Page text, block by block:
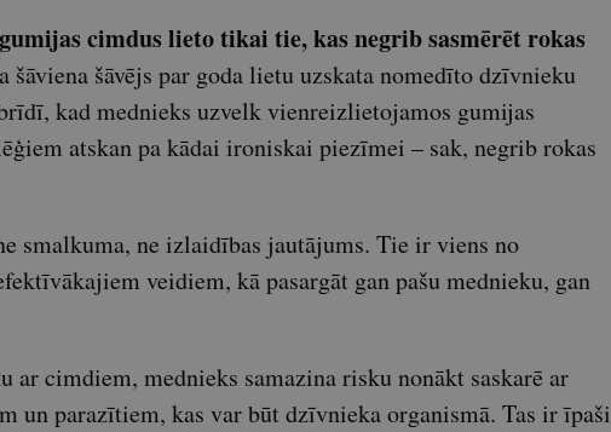
cimdus lieto tikai tie, kas negrib sasmērēt rokas
šāviena šāvējs par goda lietu uzskata nomedīto dzīvnieku
kad mednieks uzvelk vienreizlietojamos gumijas
atskan pa kādai ironiskai piezīmei – sak, negrib rokas
smalkuma, ne izlaidības jautājums. Tie ir viens no
veidiem, kā pasargāt gan pašu mednieku, gan
ar cimdiem, mednieks samazina risku nonākt saskarē ar
un parazītiem, kas var būt dzīvnieka organismā. Tas ir īpaši